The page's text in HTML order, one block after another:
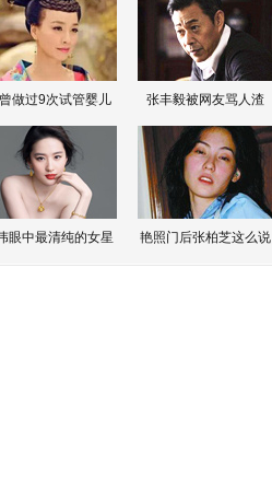
做过9次试管婴儿 张丰毅被网友骂人渣
眼中最清纯的女星 艳照门后张柏芝这么说